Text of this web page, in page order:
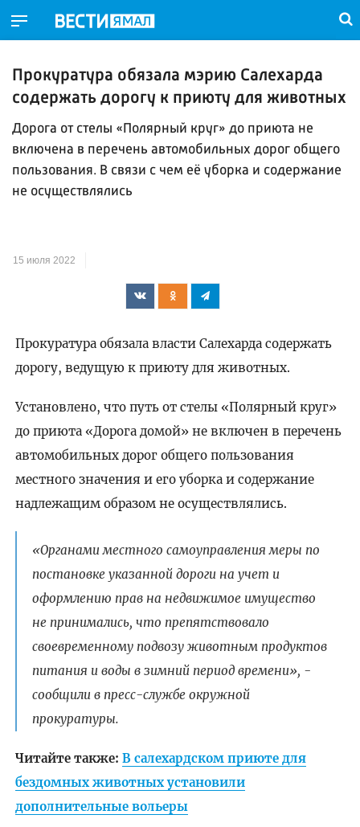
Прокуратура обязала мэрию Салехарда
содержать дорогу к приюту для животных
Дорога от стелы «Полярный круг» до приюта не
включена в перечень автомобильных дорог общего
пользования. В связи с чем её уборка и содержание
не осуществлялись
15 июля 2022
Прокуратура обязала власти Салехарда содержать
дорогу, ведущую к приюту для животных.
Установлено, что путь от стелы «Полярный круг»
до приюта «Дорога домой» не включен в перечень
автомобильных дорог общего пользования
местного значения и его уборка и содержание
надлежащим образом не осуществлялись.
«Органами местного самоуправления меры по
постановке указанной дороги на учет и
оформлению прав на недвижимое имущество
не принимались, что препятствовало
своевременному подвозу животным продуктов
питания и воды в зимний период времени»‎, -
сообщили в пресс-службе окружной
прокуратуры.
Читайте также: В салехардском приюте для
бездомных животных установили
дополнительные вольеры